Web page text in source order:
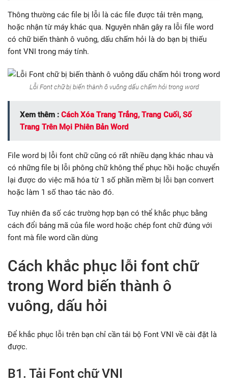
Thông thường các file bị lỗi là các file được tải trên mạng,
hoặc nhận từ máy khác qua. Nguyên nhân gây ra lỗi file word
có chữ biến thành ô vuông, dấu chấm hỏi là do bạn bị thiếu
font VNI trong máy tính.
Lỗi Font chữ bị biến thành ô vuông dấu chấm hỏi trong word
Xem thêm : Cách Xóa Trang Trắng, Trang Cuối, Số
Trang Trên Mọi Phiên Bản Word
File word bị lỗi font chữ cũng có rất nhiều dạng khác nhau và
có những file bị lỗi phông chữ không thể phục hồi hoặc chuyển
lại được do việc mã hóa từ 1 số phần mềm bị lỗi bạn convert
hoặc làm 1 số thao tác nào đó.
Tuy nhiên đa số các trường hợp bạn có thể khắc phục bằng
cách đổi bảng mã của file word hoặc chép font chữ đúng với
font mà file word cần dùng
Cách khắc phục lỗi font chữ
trong Word biến thành ô
vuông, dấu hỏi
Để khắc phục lỗi trên bạn chỉ cần tải bộ Font VNI về cài đặt là
được.
B1. Tải Font chữ VNI